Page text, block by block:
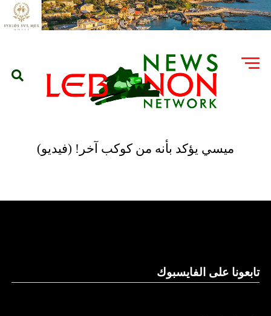
ميسي يؤكد بأنه من كوكب آخر! (فيديو)
تابعونا على الفايسبوك